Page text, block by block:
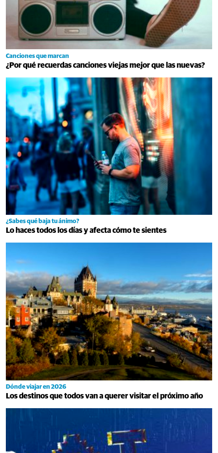
Canciones que marcan
¿Por qué recuerdas canciones viejas mejor que las nuevas?
¿Sabes qué baja tu ánimo?
Lo haces todos los días y afecta cómo te sientes
Dónde viajar en 2026
Los destinos que todos van a querer visitar el próximo año